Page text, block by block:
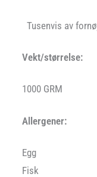
Tusenvis av
Vekt/størrelse:
1000 GRM
Allergener:
Egg
Fisk